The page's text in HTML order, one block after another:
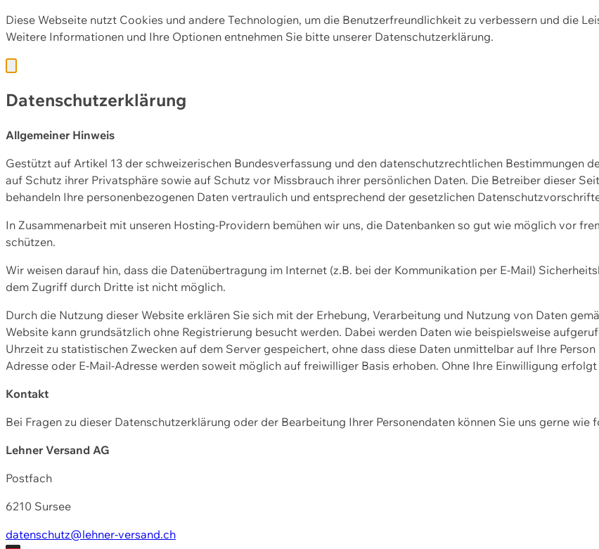
Diese Webseite nutzt Cookies und andere Technologien, um die Benutzerfreundlichkeit zu verbessern und die
Weitere Informationen und Ihre Optionen entnehmen Sie bitte unserer Datenschutzerklärung.
Datenschutzerklärung
Allgemeiner Hinweis
Gestützt auf Artikel 13 der schweizerischen Bundesverfassung und den datenschutzrechtlichen Bestimmungen
auf Schutz ihrer Privatsphäre sowie auf Schutz vor Missbrauch ihrer persönlichen Daten. Die Betreiber dieser
behandeln Ihre personenbezogenen Daten vertraulich und entsprechend der gesetzlichen
In Zusammenarbeit mit unseren Hosting-Providern bemühen wir uns, die Datenbanken so gut wie möglich vor
schützen.
Wir weisen darauf hin, dass die Datenübertragung im Internet (z.B. bei der Kommunikation per E-Mail)
dem Zugriff durch Dritte ist nicht möglich.
Durch die Nutzung dieser Website erklären Sie sich mit der Erhebung, Verarbeitung und Nutzung von Daten
Website kann grundsätzlich ohne Registrierung besucht werden. Dabei werden Daten wie beispielsweise
Uhrzeit zu statistischen Zwecken auf dem Server gespeichert, ohne dass diese Daten unmittelbar auf Ihre
Adresse oder E-Mail-Adresse werden soweit möglich auf freiwilliger Basis erhoben. Ohne Ihre Einwilligung
Kontakt
Bei Fragen zu dieser Datenschutzerklärung oder der Bearbeitung Ihrer Personendaten können Sie uns gerne wie
Lehner Versand AG
Postfach
6210 Sursee
datenschutz@lehner-versand.ch